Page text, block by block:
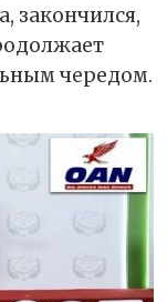
закончился,
чередом.